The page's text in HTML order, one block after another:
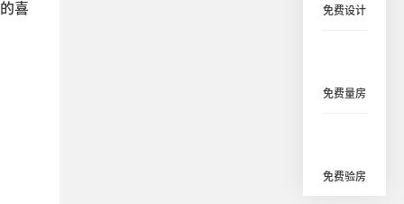
免费设计
免费量房
免费验房
喜